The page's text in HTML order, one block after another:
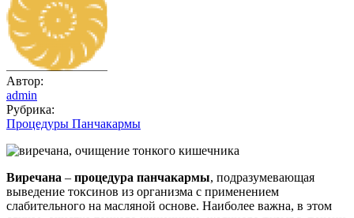
Автор:
admin
Рубрика:
Процедуры Панчакармы
Виречана – процедура панчакармы, подразумевающая
выведение токсинов из организма с применением
слабительного на масляной основе. Наиболее важна, в этом